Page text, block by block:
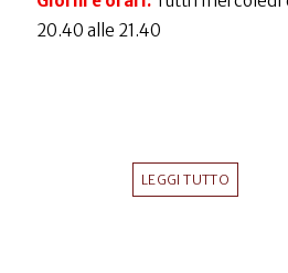
20.40 alle 21.40
LEGGI TUTTO